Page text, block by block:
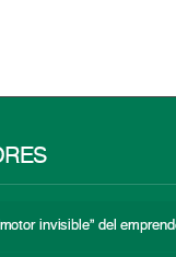
invisible” del